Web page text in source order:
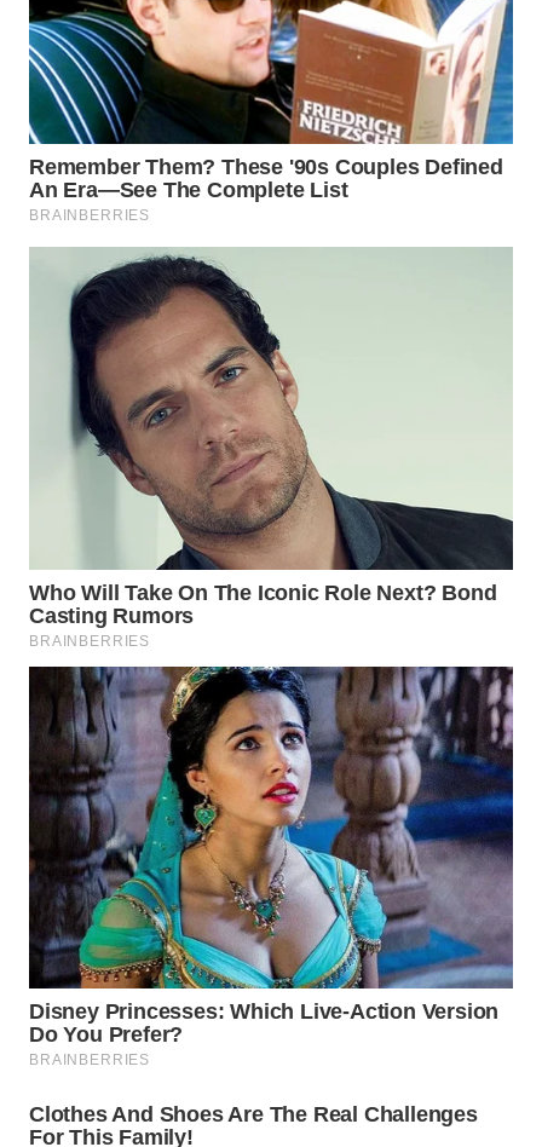
WN
DANAU
TOBA
WN
NIAS
LANGKAT
WN
SELATAN
WN
KARO
WN
SIMALUNGUN
WN
LABUHANBATU
WN
TAPANULI
TENGAH
WN DELI
SERDANG
WN